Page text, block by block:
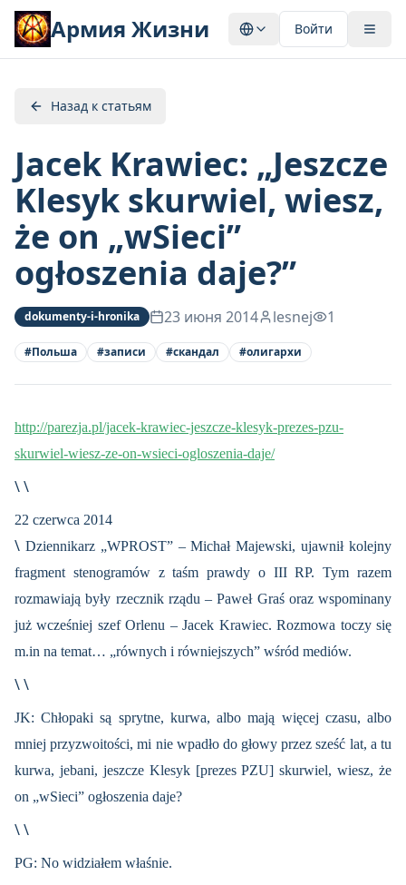
Армия Жизни Войти
Назад к статьям
Jacek Krawiec: „Jeszcze
Klesyk skurwiel, wiesz,
że on „wSieci”
ogłoszenia daje?”
dokumenty-i-hronika 23 июня 2014 lesnej 1
#Польша #записи #скандал #олигархи
http://parezja.pl/jacek-krawiec-jeszcze-klesyk-prezes-pzu-
skurwiel-wiesz-ze-on-wsieci-ogloszenia-daje/
\ \
22 czerwca 2014
\ Dziennikarz „WPROST” – Michał Majewski, ujawnił kolejny
fragment stenogramów z taśm prawdy o III RP. Tym razem
rozmawiają były rzecznik rządu – Paweł Graś oraz wspominany
już wcześniej szef Orlenu – Jacek Krawiec. Rozmowa toczy się
m.in na temat… „równych i równiejszych” wśród mediów.
\ \
JK: Chłopaki są sprytne, kurwa, albo mają więcej czasu, albo
mniej przyzwoitości, mi nie wpadło do głowy przez sześć lat, a tu
kurwa, jebani, jeszcze Klesyk [prezes PZU] skurwiel, wiesz, że
on „wSieci” ogłoszenia daje?
\ \
PG: No widziałem właśnie.